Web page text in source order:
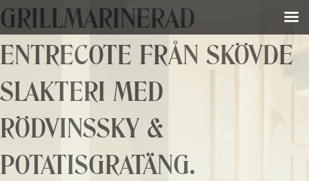
GRILLMARINERAD
ENTRECOTE FRÅN SKÖVDE
SLAKTERI MED
RÖDVINSSKY &
POTATISGRATÄNG.